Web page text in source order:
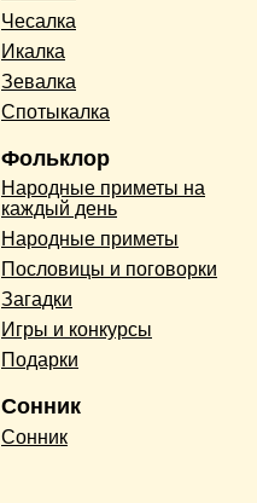
Чесалка
Икалка
Зевалка
Спотыкалка
Фольклор
Народные приметы на
каждый день
Народные приметы
Пословицы и поговорки
Загадки
Игры и конкурсы
Подарки
Сонник
Сонник